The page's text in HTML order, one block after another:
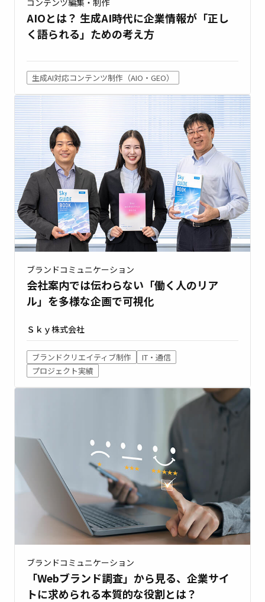
AIOとは？ 生成AI時代に企業情報が「正し
く語られる」ための考え方
生成AI対応コンテンツ制作（AIO・GEO）
ブランドコミュニケーション
会社案内では伝わらない「働く人のリア
ル」を多様な企画で可視化
Ｓｋｙ株式会社
ブランドクリエイティブ制作
IT・通信
プロジェクト実績
ブランドコミュニケーション
「Webブランド調査」から見る、企業サイ
トに求められる本質的な役割とは？